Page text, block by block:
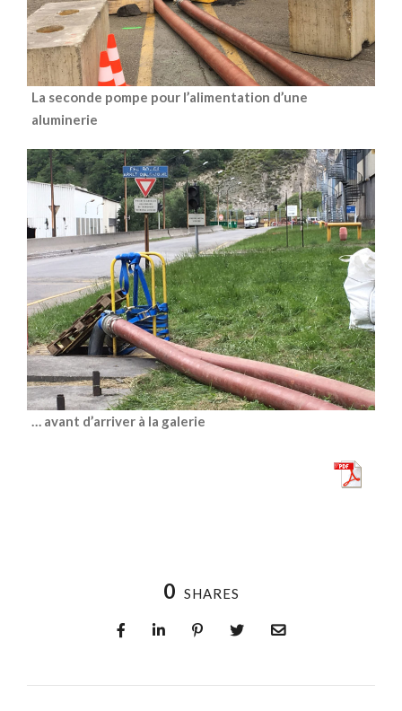
La seconde pompe pour l’alimentation d’une
aluminerie
… avant d’arriver à la galerie
0 SHARES